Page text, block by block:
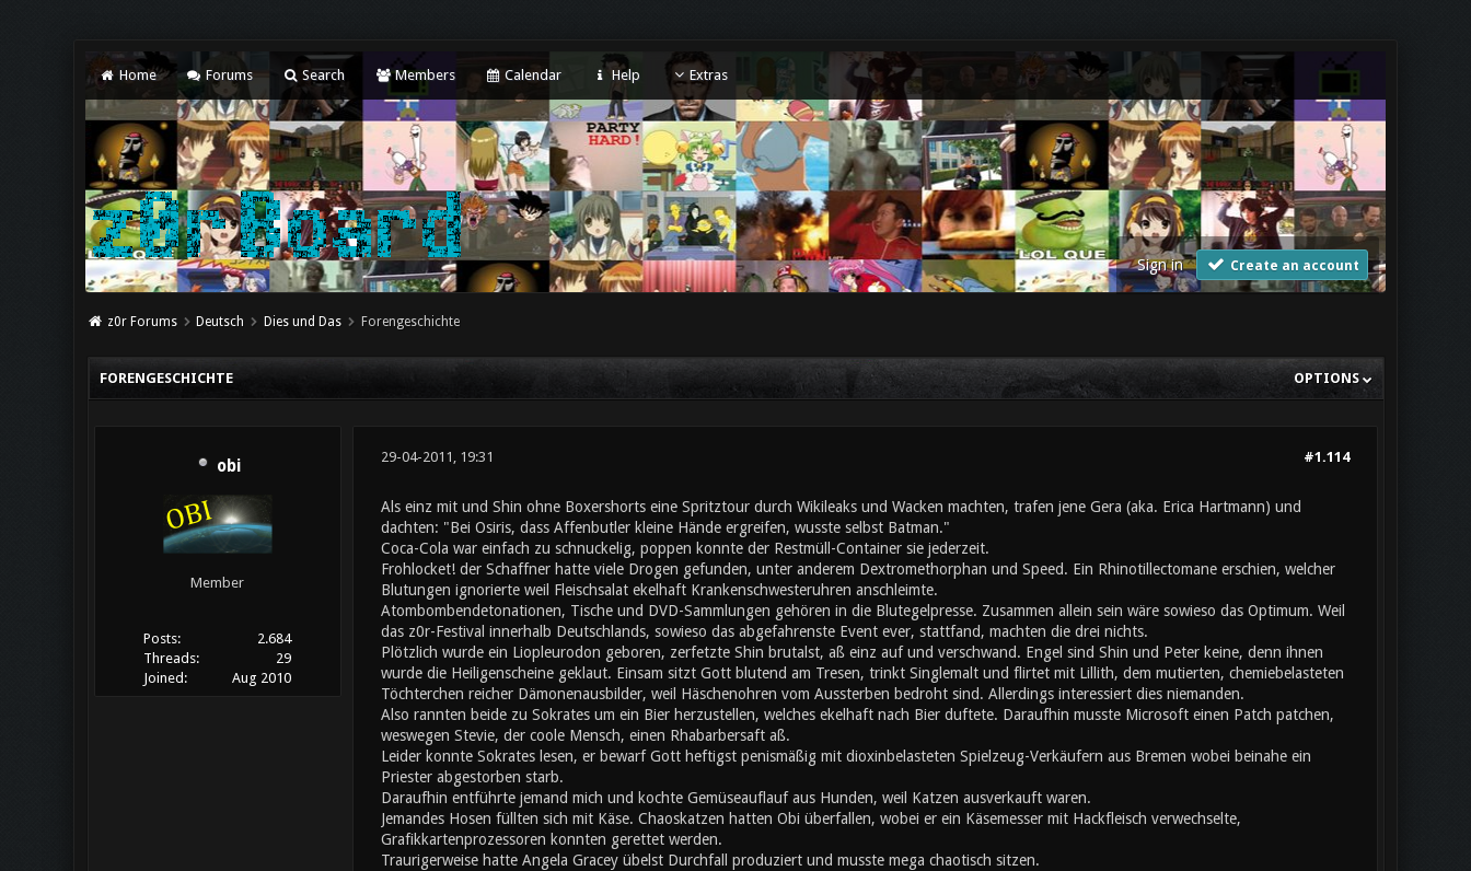
Home Forums Search Members Calendar Help Extras
Sign in Create an account
z0r Forums Deutsch Dies und Das Forengeschichte
OPTIONS
FORENGESCHICHTE
obi
Member
Posts:
2.684
Threads:
29
Joined:
Aug 2010
#1.114
29-04-2011, 19:31
Als einz mit und Shin ohne Boxershorts eine Spritztour durch Wikileaks und Wacken machten, trafen jene Gera (aka. Erica Hartmann) und
dachten: "Bei Osiris, dass Affenbutler kleine Hände ergreifen, wusste selbst Batman."
Coca-Cola war einfach zu schnuckelig, poppen konnte der Restmüll-Container sie jederzeit.
Frohlocket! der Schaffner hatte viele Drogen gefunden, unter anderem Dextromethorphan und Speed. Ein Rhinotillectomane erschien, welcher
Blutungen ignorierte weil Fleischsalat ekelhaft Krankenschwesteruhren anschleimte.
Atombombendetonationen, Tische und DVD-Sammlungen gehören in die Blutegelpresse. Zusammen allein sein wäre sowieso das Optimum. Weil
das z0r-Festival innerhalb Deutschlands, sowieso das abgefahrenste Event ever, stattfand, machten die drei nichts.
Plötzlich wurde ein Liopleurodon geboren, zerfetzte Shin brutalst, aß einz auf und verschwand. Engel sind Shin und Peter keine, denn ihnen
wurde die Heiligenscheine geklaut. Einsam sitzt Gott blutend am Tresen, trinkt Singlemalt und flirtet mit Lillith, dem mutierten, chemiebelasteten
Töchterchen reicher Dämonenausbilder, weil Häschenohren vom Aussterben bedroht sind. Allerdings interessiert dies niemanden.
Also rannten beide zu Sokrates um ein Bier herzustellen, welches ekelhaft nach Bier duftete. Daraufhin musste Microsoft einen Patch patchen,
weswegen Stevie, der coole Mensch, einen Rhabarbersaft aß.
Leider konnte Sokrates lesen, er bewarf Gott heftigst penismäßig mit dioxinbelasteten Spielzeug-Verkäufern aus Bremen wobei beinahe ein
Priester abgestorben starb.
Daraufhin entführte jemand mich und kochte Gemüseauflauf aus Hunden, weil Katzen ausverkauft waren.
Jemandes Hosen füllten sich mit Käse. Chaoskatzen hatten Obi überfallen, wobei er ein Käsemesser mit Hackfleisch verwechselte,
Grafikkartenprozessoren konnten gerettet werden.
Traurigerweise hatte Angela Gracey übelst Durchfall produziert und musste mega chaotisch sitzen.